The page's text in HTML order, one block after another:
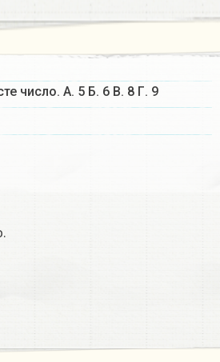
число. А. 5 Б. 6 В. 8 Г. 9